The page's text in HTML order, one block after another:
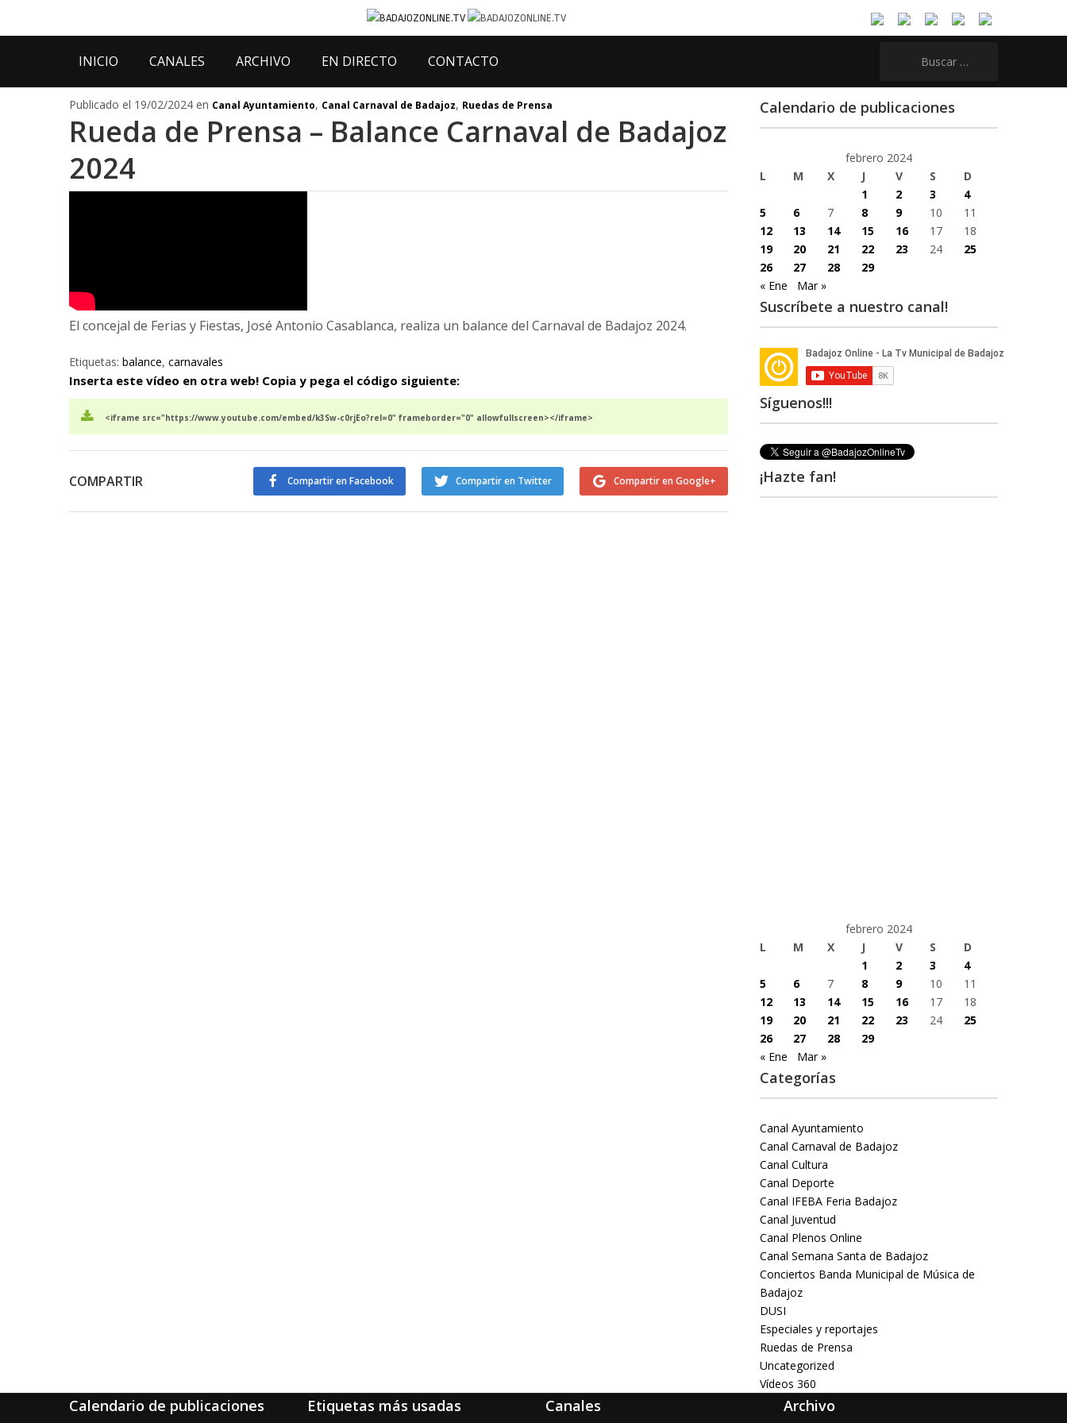
INICIO CANALES ARCHIVO EN DIRECTO CONTACTO
Publicado el 19/02/2024 en Canal Ayuntamiento, Canal Carnaval de Badajoz, Ruedas de Prensa
Rueda de Prensa – Balance Carnaval de Badajoz
2024
El concejal de Ferias y Fiestas, José Antonio Casablanca, realiza un balance del Carnaval de Badajoz 2024.
Etiquetas: balance, carnavales
Inserta este vídeo en otra web! Copia y pega el código siguiente:
<iframe src="https://www.youtube.com/embed/k3Sw-c0rjEo?rel=0" frameborder="0" allowfullscreen></iframe>
COMPARTIR Compartir en Google+
Compartir en Twitter
Compartir en Facebook
Calendario de publicaciones
febrero 2024
L
M X J V S
D
1
2 3
4
5
6 7 8 9 10
11
12
13 14 15 16 17
18
19
20 21 22 23 24
25
26
27 28
29
« Ene
Mar »
Suscríbete a nuestro canal!
Síguenos!!!
¡Hazte fan!
febrero 2024
L
M X J V S
D
1
2 3
4
5
6 7 8 9 10
11
12
13 14 15 16 17
18
19
20 21 22 23 24
25
26
27 28
29
« Ene
Mar »
Categorías
Canal Ayuntamiento
Canal Carnaval de Badajoz
Canal Cultura
Canal Deporte
Canal IFEBA Feria Badajoz
Canal Juventud
Canal Plenos Online
Canal Semana Santa de Badajoz
Conciertos Banda Municipal de Música de
Badajoz
DUSI
Especiales y reportajes
Ruedas de Prensa
Uncategorized
Vídeos 360
Calendario de publicaciones Etiquetas más usadas Canales Archivo